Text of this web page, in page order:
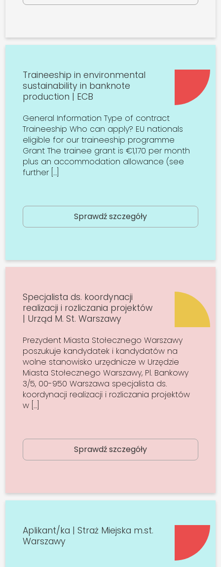
Traineeship in environmental
sustainability in banknote
production | ECB
General Information Type of contract
Traineeship Who can apply? EU nationals
eligible for our traineeship programme
Grant The trainee grant is €1,170 per month
plus an accommodation allowance (see
further […]
Sprawdź szczegóły
Specjalista ds. koordynacji
realizacji i rozliczania projektów
| Urząd M. St. Warszawy
Prezydent Miasta Stołecznego Warszawy
poszukuje kandydatek i kandydatów na
wolne stanowisko urzędnicze w Urzędzie
Miasta Stołecznego Warszawy, Pl. Bankowy
3/5, 00-950 Warszawa specjalista ds.
koordynacji realizacji i rozliczania projektów
w […]
Sprawdź szczegóły
Aplikant/ka | Straż Miejska m.st.
Warszawy